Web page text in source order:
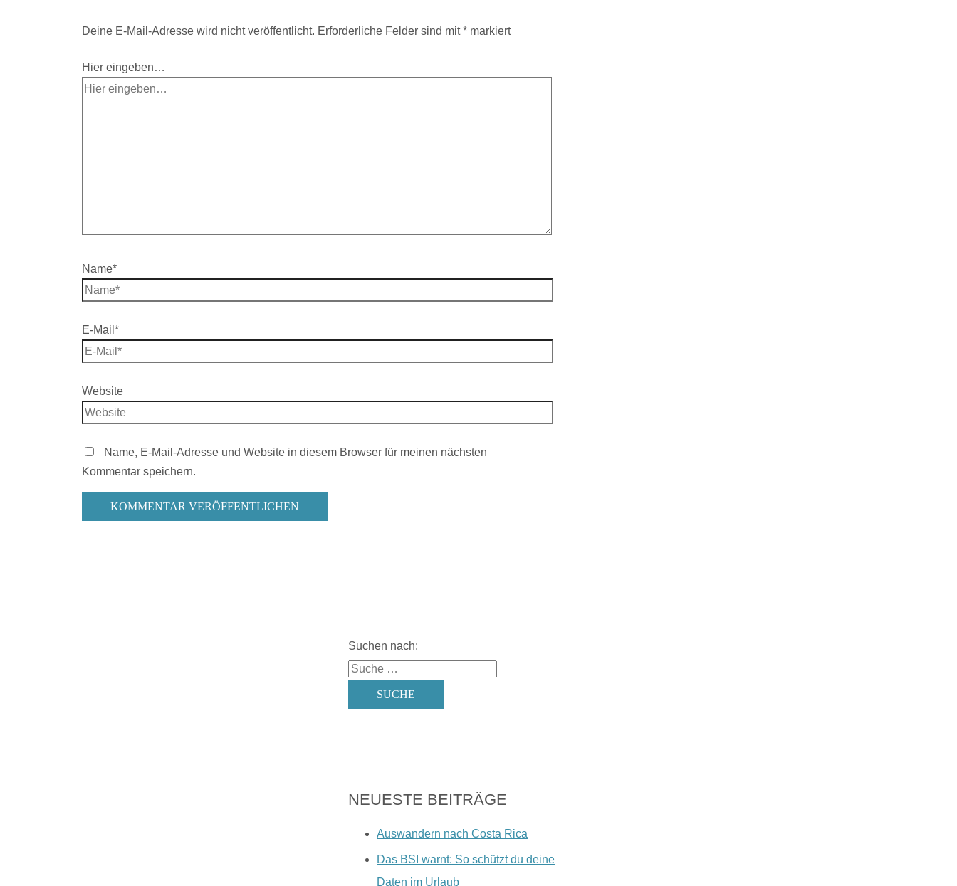
Deine E-Mail-Adresse wird nicht veröffentlicht. Erforderliche Felder sind mit*markiert
Hier eingeben…
Name*
E-Mail*
Website
Name, E-Mail-Adresse und Website in diesem Browser für meinen nächsten
Kommentar speichern.
Suchen nach:
NEUESTE BEITRÄGE
Auswandern nach Costa Rica
Das BSI warnt: So schützt du deine
Daten im Urlaub